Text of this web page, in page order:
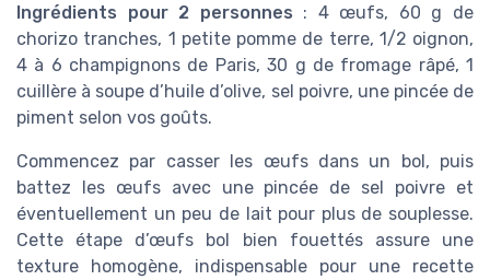
Ingrédients pour 2 personnes : 4 œufs, 60 g de
chorizo tranches, 1 petite pomme de terre, 1/2 oignon,
4 à 6 champignons de Paris, 30 g de fromage râpé, 1
cuillère à soupe d’huile d’olive, sel poivre, une pincée de
piment selon vos goûts.
Commencez par casser les œufs dans un bol, puis
battez les œufs avec une pincée de sel poivre et
éventuellement un peu de lait pour plus de souplesse.
Cette étape d’œufs bol bien fouettés assure une
texture homogène, indispensable pour une recette